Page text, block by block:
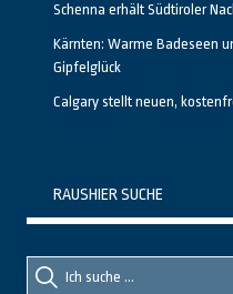
Schenna erhält Südtiroler
Kärnten: Warme Badeseen
Gipfelglück
Calgary stellt neuen,
RAUSHIER SUCHE
Suche
nach::
Suche
nach: